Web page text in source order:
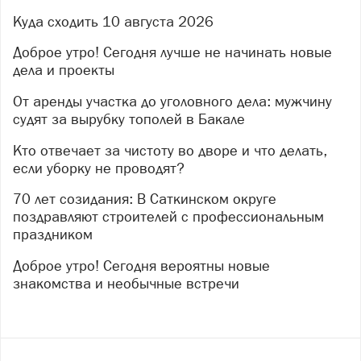
Сатка, Центральная библиотека (Солнечная, 16)
- Книжная выставка «Интересные даты августа». 16+
- Книжная выставка «Что почитать в августе». 16+
26)
- Выставка-экспозиция «Город в зеркале времени и
символов». Билет взрослый — 50 руб., детский и
пенсионный — 40 руб. 0+
- Персональная фотовыставка Антона Рыболовлева
«Гармония света, цвета и тени». Билет взрослый —
50 руб., детский и пенсионный — 40 руб. 0+
Информация предоставлена Управлением
образования Саткинского округа
Куда сходить 10 августа 2026
Доброе утро! Сегодня лучше не начинать новые
дела и проекты
От аренды участка до уголовного дела: мужчину
судят за вырубку тополей в Бакале
Кто отвечает за чистоту во дворе и что делать,
если уборку не проводят?
70 лет созидания: В Саткинском округе
поздравляют строителей с профессиональным
праздником
Доброе утро! Сегодня вероятны новые
знакомства и необычные встречи